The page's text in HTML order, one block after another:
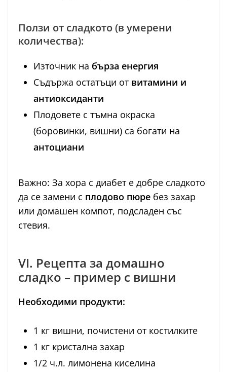
Ползи от сладкото (в умерени
количества):
Източник на бърза енергия
Съдържа остатъци от витамини и
антиоксиданти
Плодовете с тъмна окраска
(боровинки, вишни) са богати на
антоциани
Важно: За хора с диабет е добре сладкото
да се замени с плодово пюре без захар
или домашен компот, подсладен със
стевия.
VI. Рецепта за домашно
сладко – пример с вишни
Необходими продукти:
1 кг вишни, почистени от костилките
1 кг кристална захар
1/2 ч.л. лимонена киселина